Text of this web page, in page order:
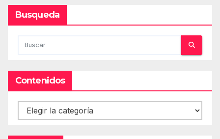
Busqueda
Contenidos
Contenidos